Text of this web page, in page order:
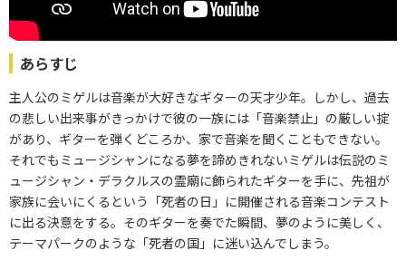
あらすじ
主人公のミゲルは音楽が大好きなギターの天才少年。しかし、過去
の悲しい出来事がきっかけで彼の一族には「音楽禁止」の厳しい掟
があり、ギターを弾くどころか、家で音楽を聞くこともできない。
それでもミュージシャンになる夢を諦めきれないミゲルは伝説のミ
ュージシャン・デラクルスの霊廟に飾られたギターを手に、先祖が
家族に会いにくるという「死者の日」に開催される音楽コンテスト
に出る決意をする。そのギターを奏でた瞬間、夢のように美しく、
テーマパークのような「死者の国」に迷い込んでしまう。